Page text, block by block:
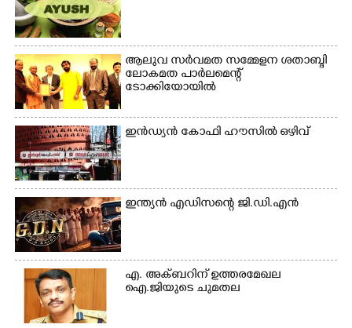
ആലുവ സർവമത സമ്മേളന ശതാബ്ദി
ലോകമത പാർലമെന്റ്
ടോക്കിയോയിൽ
ഇൻഡ്യൻ കോഫി ഹൗസിൽ ഒഴിവ്
ഇന്ത്യൻ എഡിസന്റെ ജി.ഡി.എൻ
എ. അക്ബറിന് ഉത്തരമേഖല
ഐ.ജിയുടെ ചുമതല